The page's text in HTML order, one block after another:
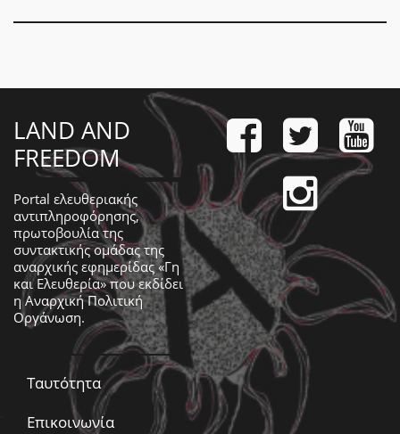
LAND AND
FREEDOM
Portal ελευθεριακής
αντιπληροφόρησης,
πρωτοβουλία της
συντακτικής ομάδας της
αναρχικής εφημερίδας «Γη
και Ελευθερία» που εκδίδει
ηΑναρχική Πολιτική
Οργάνωση.
Ταυτότητα
Επικοινωνία